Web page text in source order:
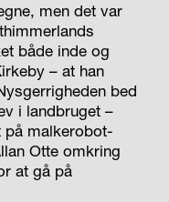
men det var
både inde og
– at han
bed
i landbruget –
på malkerobot-
Otte omkring
at gå på